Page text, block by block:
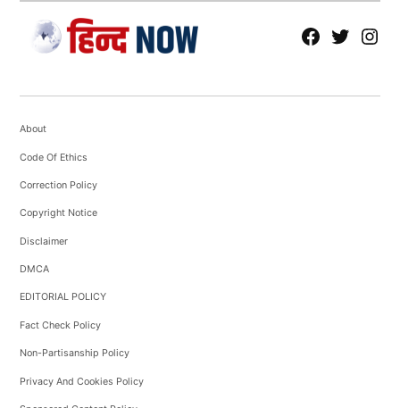
fb Tw tw
About
Code Of Ethics
Correction Policy
Copyright Notice
Disclaimer
DMCA
EDITORIAL POLICY
Fact Check Policy
Non-Partisanship Policy
Privacy And Cookies Policy